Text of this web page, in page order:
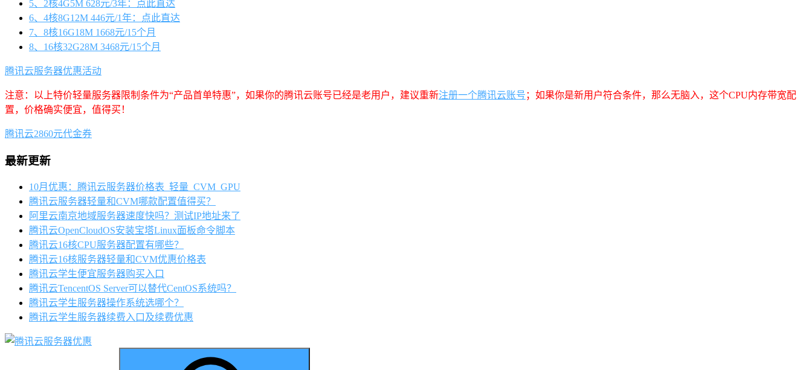
5、2核4G5M 628元/3年：点此直达
6、4核8G12M 446元/1年：点此直达
7、8核16G18M 1668元/15个月
8、16核32G28M 3468元/15个月
腾讯云服务器优惠活动
注意：以上特价轻量服务器限制条件为“产品首单特惠”，如果你的腾讯云账号已经是老用户，建议重新注册一个腾讯云账号 ；如果你是新用户符合条件，那么无脑入，这个CPU内存带宽配
置，价格确实便宜，值得买！
腾讯云2860元代金券
最新更新
10月优惠：腾讯云服务器价格表_轻量_CVM_GPU
腾讯云服务器轻量和CVM哪款配置值得买？
阿里云南京地域服务器速度快吗？测试IP地址来了
腾讯云OpenCloudOS安装宝塔Linux面板命令脚本
腾讯云16核CPU服务器配置有哪些？
腾讯云16核服务器轻量和CVM优惠价格表
腾讯云学生便宜服务器购买入口
腾讯云TencentOS Server可以替代CentOS系统吗？
腾讯云学生服务器操作系统选哪个？
腾讯云学生服务器续费入口及续费优惠